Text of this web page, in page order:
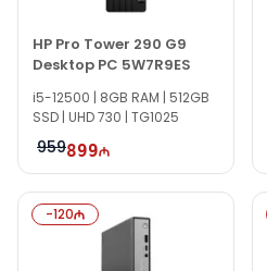
HP Pro Tower 290 G9
Desktop PC 5W7R9ES
i5-12500 | 8GB RAM | 512GB
SSD | UHD 730 | TG1025
959899
-120